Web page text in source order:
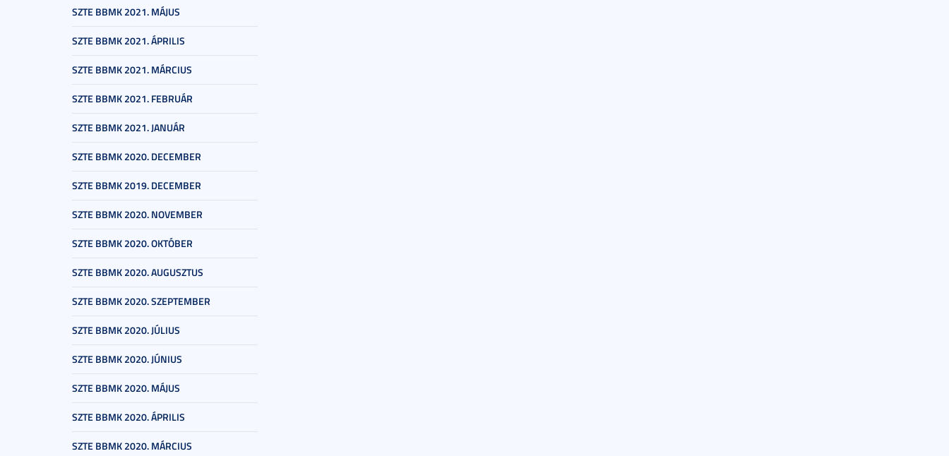
SZTE BBMK 2021. MÁJUS
SZTE BBMK 2021. ÁPRILIS
SZTE BBMK 2021. MÁRCIUS
SZTE BBMK 2021. FEBRUÁR
SZTE BBMK 2021. JANUÁR
SZTE BBMK 2020. DECEMBER
SZTE BBMK 2019. DECEMBER
SZTE BBMK 2020. NOVEMBER
SZTE BBMK 2020. OKTÓBER
SZTE BBMK 2020. AUGUSZTUS
SZTE BBMK 2020. SZEPTEMBER
SZTE BBMK 2020. JÚLIUS
SZTE BBMK 2020. JÚNIUS
SZTE BBMK 2020. MÁJUS
SZTE BBMK 2020. ÁPRILIS
SZTE BBMK 2020. MÁRCIUS